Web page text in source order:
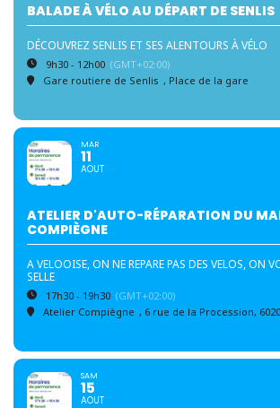
BALADE À VÉLO AU DÉPART DE SENLIS
DÉCOUVREZ SENLIS ET SES ALENTOURS À VÉLO
9h30 - 12h00 (GMT+02:00)
Gare routiere de Senlis , Place de la gare
MAR
11
AOUT
ATELIER D'AUTO-RÉPARATION DU
COMPIÈGNE
A VELOOISE, ON NE REPARE PAS DES VELOS, ON
SELLE
17h30 - 19h30 (GMT+02:00)
Atelier Compiègne , 6 rue de la Procession,
SAM
15
AOUT